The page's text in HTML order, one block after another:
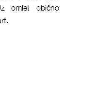
omlet obično